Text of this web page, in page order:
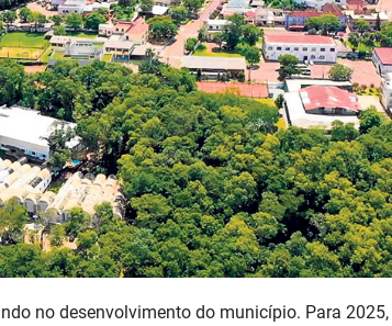
no desenvolvimento do município. Para